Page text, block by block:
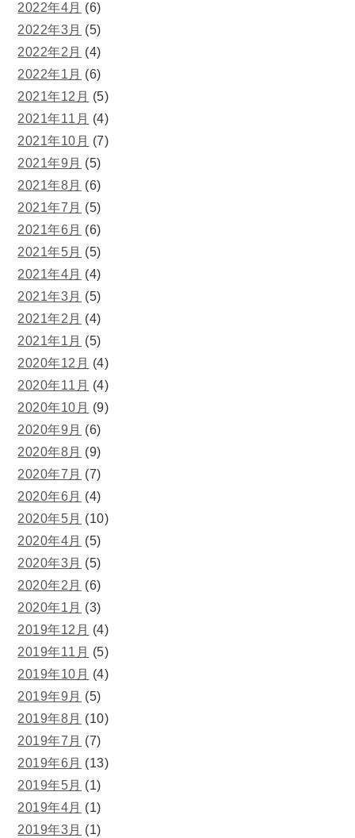
2022年4月 (6)
2022年3月 (5)
2022年2月 (4)
2022年1月 (6)
2021年12月 (5)
2021年11月 (4)
2021年10月 (7)
2021年9月 (5)
2021年8月 (6)
2021年7月 (5)
2021年6月 (6)
2021年5月 (5)
2021年4月 (4)
2021年3月 (5)
2021年2月 (4)
2021年1月 (5)
2020年12月 (4)
2020年11月 (4)
2020年10月 (9)
2020年9月 (6)
2020年8月 (9)
2020年7月 (7)
2020年6月 (4)
2020年5月 (10)
2020年4月 (5)
2020年3月 (5)
2020年2月 (6)
2020年1月 (3)
2019年12月 (4)
2019年11月 (5)
2019年10月 (4)
2019年9月 (5)
2019年8月 (10)
2019年7月 (7)
2019年6月 (13)
2019年5月 (1)
2019年4月 (1)
2019年3月 (1)